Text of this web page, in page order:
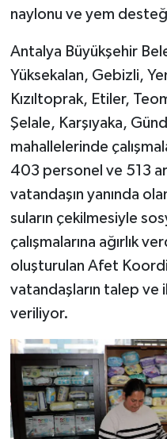
naylonu ve yem
Antalya Büyükşehir
Yüksekalan, Gebizli,
Kızıltoprak, Etiler,
Şelale, Karşıyaka,
mahallelerinde
403 personel ve 513
vatandaşın yanında
suların çekilmesiyle
çalışmalarına ağırlık
oluşturulan Afet
vatandaşların talep ve
veriliyor.